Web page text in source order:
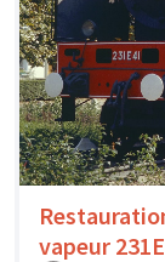
vapeur